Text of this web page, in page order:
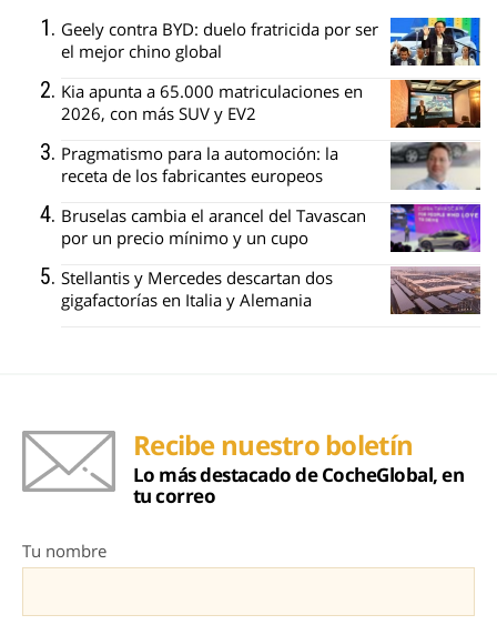
Geely contra BYD: duelo fratricida por ser
el mejor chino global
Kia apunta a 65.000 matriculaciones en
2026, con más SUV y EV2
Pragmatismo para la automoción: la
receta de los fabricantes europeos
Bruselas cambia el arancel del Tavascan
por un precio mínimo y un cupo
Stellantis y Mercedes descartan dos
gigafactorías en Italia y Alemania
Recibe nuestro boletín
Lo más destacado de CocheGlobal, en
tu correo
Tu nombre